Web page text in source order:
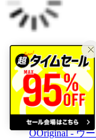
20
ウーフォス
OOriginal - ウ